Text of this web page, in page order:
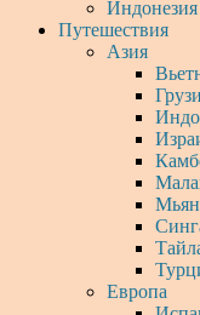
Путешествия
Азия
Европа